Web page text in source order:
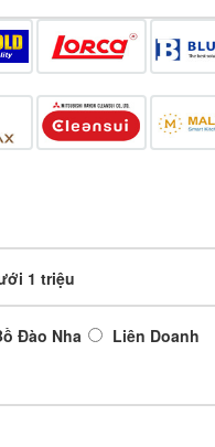
1 triệu
Đào Nha
Liên Doanh